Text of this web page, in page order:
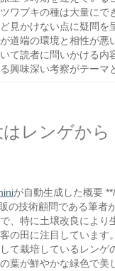
ワブキの種は大量にで
見かけない点に疑問を
道端の環境と相性が悪
て読者に問いかける内
興味深い考察がテーマ
レンゲから
が自動生成した概要 **/
の技術顧問である筆者
、特に土壌改良により
の田に注目しています
て栽培しているレンゲ
葉が鮮やかな緑色で美